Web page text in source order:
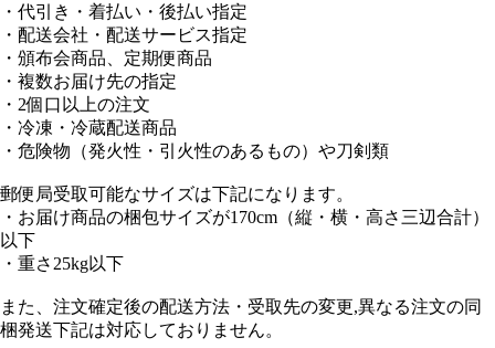
・代引き・着払い・後払い指定
・配送会社・配送サービス指定
・頒布会商品、定期便商品
・複数お届け先の指定
・2個口以上の注文
・冷凍・冷蔵配送商品
・危険物（発火性・引火性のあるもの）や刀剣類
郵便局受取可能なサイズは下記になります。
・お届け商品の梱包サイズが170cm（縦・横・高さ三辺合計）
以下
・重さ25kg以下
また、注文確定後の配送方法・受取先の変更,異なる注文の同
梱発送下記は対応しておりません。